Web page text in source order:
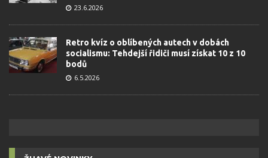
23.6.2026
Retro kvíz o oblíbených autech v dobách
socialismu: Tehdejší řidiči musí získat 10 z 10
bodů
6.5.2026